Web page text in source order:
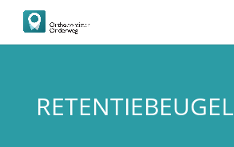
RETENTIEBEUGEL